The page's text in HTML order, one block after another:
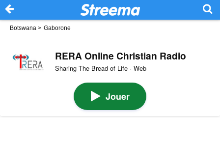
Botswana > Gaborone
RERA Online Christian Radio
Sharing The Bread of Life · Web
Jouer